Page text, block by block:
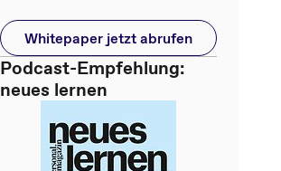
Whitepaper jetzt abrufen
Podcast-Empfehlung:
neues lernen